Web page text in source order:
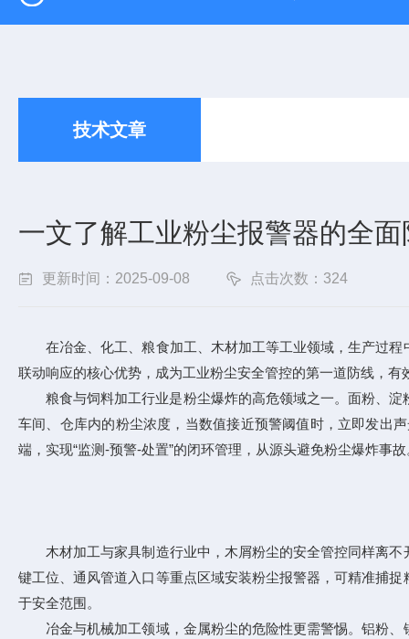
技术文章
一文了解工业粉尘报警器的全
更新时间：2025-09-08 点击次数：324
在冶金、化工、粮食加工、木材加工等工业领域，生产过程
联动响应的核心优势，成为工业粉尘安全管控的第一道防线，
粮食与饲料加工行业是粉尘爆炸的高危领域之一。面粉、淀
车间、仓库内的粉尘浓度，当数值接近预警阈值时，立即发出
端，实现“监测-预警-处置”的闭环管理，从源头避免粉尘爆炸事故
木材加工与家具制造行业中，木屑粉尘的安全管控同样离不
键工位、通风管道入口等重点区域安装粉尘报警器，可精准捕
于安全范围。​
冶金与机械加工领域，金属粉尘的危险性更需警惕。铝粉、